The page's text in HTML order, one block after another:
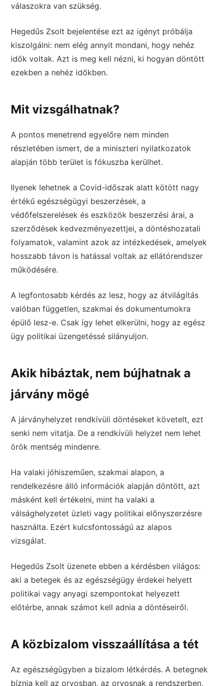
válaszokra van szükség.
Hegedűs Zsolt bejelentése ezt az igényt próbálja
kiszolgálni: nem elég annyit mondani, hogy nehéz
idők voltak. Azt is meg kell nézni, ki hogyan döntött
ezekben a nehéz időkben.
Mit vizsgálhatnak?
A pontos menetrend egyelőre nem minden
részletében ismert, de a miniszteri nyilatkozatok
alapján több terület is fókuszba kerülhet.
Ilyenek lehetnek a Covid-időszak alatt kötött nagy
értékű egészségügyi beszerzések, a
védőfelszerelések és eszközök beszerzési árai, a
szerződések kedvezményezettjei, a döntéshozatali
folyamatok, valamint azok az intézkedések, amelyek
hosszabb távon is hatással voltak az ellátórendszer
működésére.
A legfontosabb kérdés az lesz, hogy az átvilágítás
valóban független, szakmai és dokumentumokra
épülő lesz-e. Csak így lehet elkerülni, hogy az egész
ügy politikai üzengetéssé silányuljon.
Akik hibáztak, nem bújhatnak a
járvány mögé
A járványhelyzet rendkívüli döntéseket követelt, ezt
senki nem vitatja. De a rendkívüli helyzet nem lehet
örök mentség mindenre.
Ha valaki jóhiszeműen, szakmai alapon, a
rendelkezésre álló információk alapján döntött, azt
másként kell értékelni, mint ha valaki a
válsághelyzetet üzleti vagy politikai előnyszerzésre
használta. Ezért kulcsfontosságú az alapos
vizsgálat.
Hegedűs Zsolt üzenete ebben a kérdésben világos:
aki a betegek és az egészségügy érdekei helyett
politikai vagy anyagi szempontokat helyezett
előtérbe, annak számot kell adnia a döntéseiről.
A közbizalom visszaállítása a tét
Az egészségügyben a bizalom létkérdés. A betegnek
bíznia kell az orvosban, az orvosnak a rendszerben,